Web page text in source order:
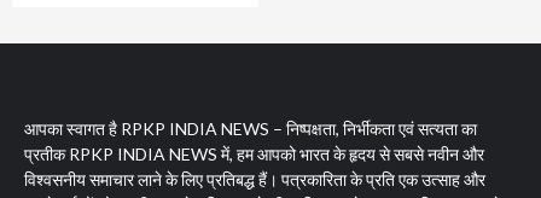
आपका स्वागत है RPKP INDIA NEWS – निष्पक्षता, निर्भीकता एवं सत्यता का
प्रतीक RPKP INDIA NEWS में, हम आपको भारत के हृदय से सबसे नवीन और
विश्वसनीय समाचार लाने के लिए प्रतिबद्ध हैं। पत्रकारिता के प्रति एक उत्साह और